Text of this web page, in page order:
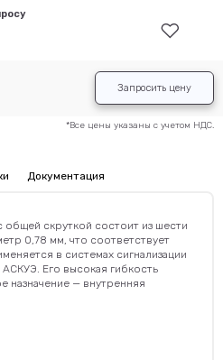
*Все цены указаны с учетом НДС.
Запросить цену
Документация
общей скруткой состоит из шести
0,78 мм, что соответствует
в системах сигнализации
Его высокая гибкость
назначение — внутренняя